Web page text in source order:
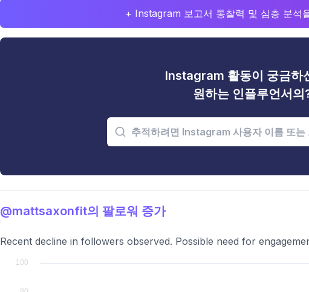
+ Instagram 보고서 통찰력 및 심층 분석
Instagram 활동이 궁금하
원하는 인플루언서의
@mattsaxonfit의 팔로워 증가
Recent decline in followers observed. Possible need for